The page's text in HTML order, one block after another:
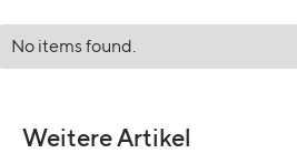
No items found.
Weitere Artikel